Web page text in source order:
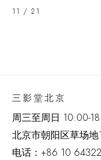
11 / 21
三影堂北京
周三至周日 10:00-
北京市朝阳区草场地
电话： +86 10